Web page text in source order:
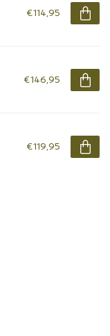
€114,95
€146,95
€119,95